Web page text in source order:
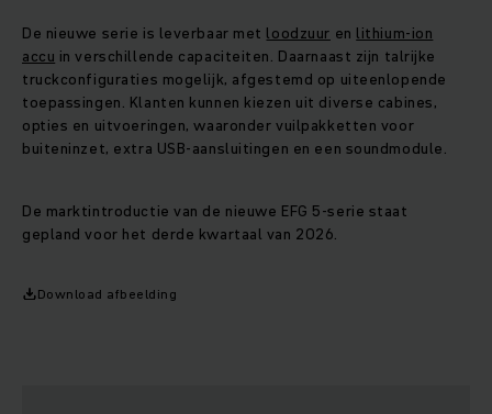
De nieuwe serie is leverbaar met loodzuur en lithium‑ion
accu in verschillende capaciteiten. Daarnaast zijn talrijke
truckconfiguraties mogelijk, afgestemd op uiteenlopende
toepassingen. Klanten kunnen kiezen uit diverse cabines,
opties en uitvoeringen, waaronder vuilpakketten voor
buiteninzet, extra USB‑aansluitingen en een soundmodule.
De marktintroductie van de nieuwe EFG 5‑serie staat
gepland voor het derde kwartaal van 2026.
Download afbeelding